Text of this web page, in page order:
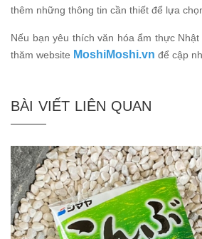
thêm những thông tin cần thiết để lựa
Nếu bạn yêu thích văn hóa ẩm thực
thăm website MoshiMoshi.vn để cập
BÀI VIẾT LIÊN QUAN